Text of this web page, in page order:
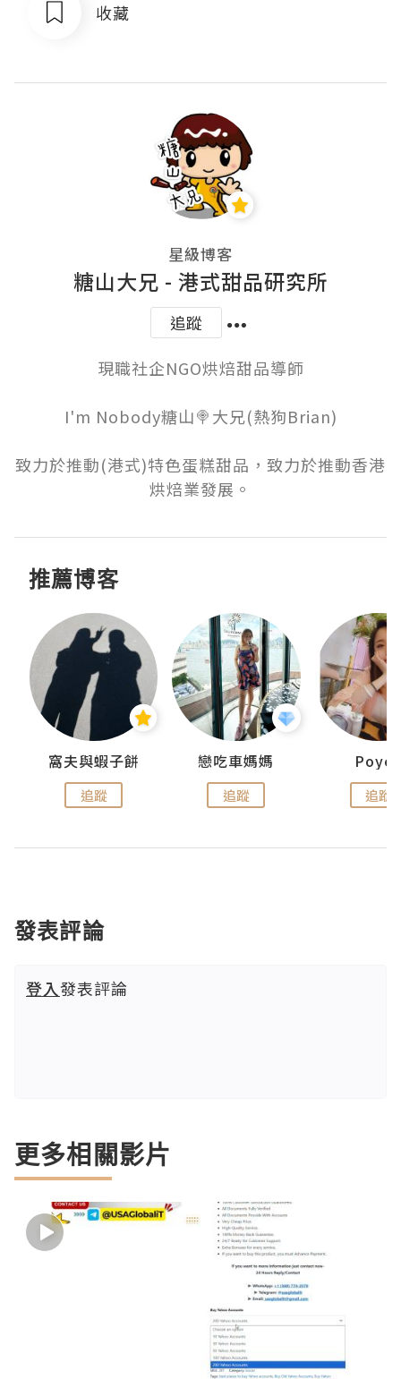
收藏
星級博客
糖山大兄 - 港式甜品研究所
追蹤
現職社企NGO烘焙甜品導師
I'm Nobody糖山🍭大兄(熱狗Brian)
致力於推動(港式)特色蛋糕甜品，致力於推動香港
烘焙業發展。
推薦博客
窩夫與蝦子餅
追蹤
戀吃車媽媽
追蹤 追蹤
發表評論
登入發表評論
更多相關影片